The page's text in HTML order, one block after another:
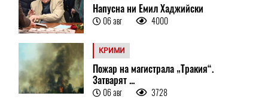
Напусна ни Емил Хаджийски
06 авг 4000
КРИМИ
Пожар на магистрала „Тракия“.
Затварят ...
06 авг 3728